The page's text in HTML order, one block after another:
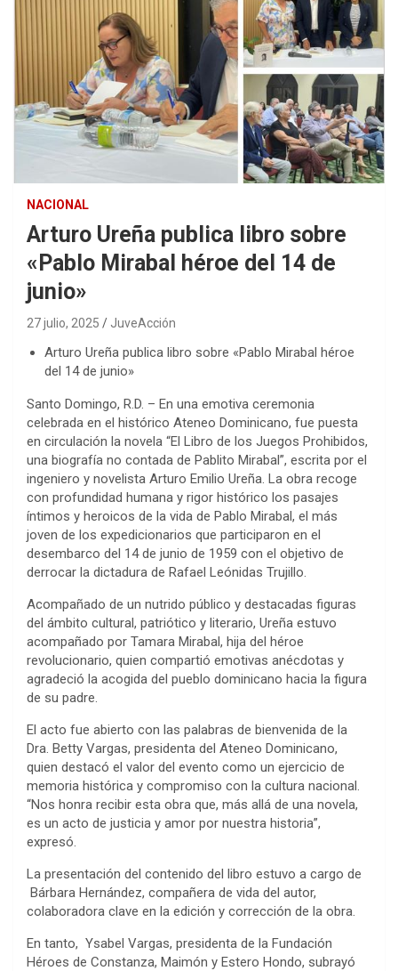
NACIONAL
Arturo Ureña publica libro sobre
«Pablo Mirabal héroe del 14 de
junio»
27 julio, 2025 JuveAcción
Arturo Ureña publica libro sobre «Pablo Mirabal héroe
del 14 de junio»
Santo Domingo, R.D. – En una emotiva ceremonia
celebrada en el histórico Ateneo Dominicano, fue puesta
en circulación la novela “El Libro de los Juegos Prohibidos,
una biografía no contada de Pablito Mirabal”, escrita por el
ingeniero y novelista Arturo Emilio Ureña. La obra recoge
con profundidad humana y rigor histórico los pasajes
íntimos y heroicos de la vida de Pablo Mirabal, el más
joven de los expedicionarios que participaron en el
desembarco del 14 de junio de 1959 con el objetivo de
derrocar la dictadura de Rafael Leónidas Trujillo.
Acompañado de un nutrido público y destacadas figuras
del ámbito cultural, patriótico y literario, Ureña estuvo
acompañado por Tamara Mirabal, hija del héroe
revolucionario, quien compartió emotivas anécdotas y
agradeció la acogida del pueblo dominicano hacia la figura
de su padre.
El acto fue abierto con las palabras de bienvenida de la
Dra. Betty Vargas, presidenta del Ateneo Dominicano,
quien destacó el valor del evento como un ejercicio de
memoria histórica y compromiso con la cultura nacional.
“Nos honra recibir esta obra que, más allá de una novela,
es un acto de justicia y amor por nuestra historia”,
expresó.
La presentación del contenido del libro estuvo a cargo de
Bárbara Hernández, compañera de vida del autor,
colaboradora clave en la edición y corrección de la obra.
En tanto, Ysabel Vargas, presidenta de la Fundación
Héroes de Constanza, Maimón y Estero Hondo, subrayó